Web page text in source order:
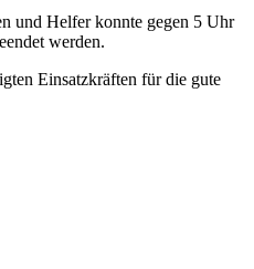
und Helfer konnte gegen 5 Uhr
werden.
Einsatzkräften für die gute